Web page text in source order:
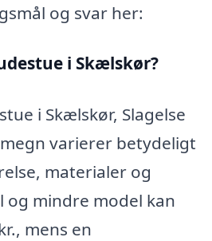
og svar her:
i Skælskør?
i Skælskør, Slagelse
varierer betydeligt
materialer og
og mindre model kan
mens en